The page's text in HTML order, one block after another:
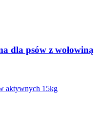
dla psów z wołowiną